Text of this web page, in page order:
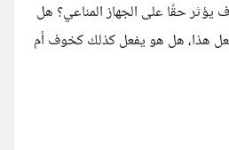
حقًا على الجهاز المناعي؟ هل
هذا، هل هو يفعل كذلك كخوف أم